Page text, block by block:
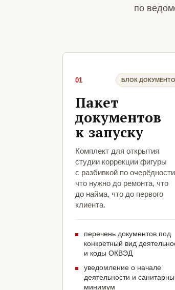
по
01 БЛОК
Пакет
документов
к запуску
Комплект для открытия
студии коррекции фигуры
с разбивкой по
что нужно до ремонта, что
до найма, что до первого
клиента.
перечень документов под
конкретный вид
и коды ОКВЭД
уведомление о начале
деятельности и
минимум